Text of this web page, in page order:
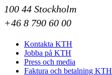
100 44 Stockholm
+46 8 790 60 00
Kontakta KTH
Jobba på KTH
Press och media
Faktura och betalning KTH